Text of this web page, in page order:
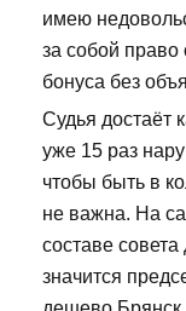
имею
за собой право
бонуса без
Судья достаёт
уже 15 раз
чтобы быть в
не важна. На
составе
значится